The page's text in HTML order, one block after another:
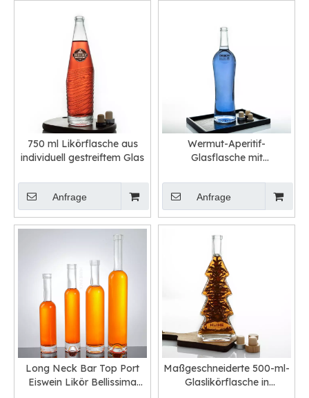
750 ml Likörflasche aus
individuell gestreiftem Glas
Anfrage
Wermut-Aperitif-
Glasflasche mit
Anfrage
Long Neck Bar Top Port
Eiswein Likör Bellissima
Maßgeschneiderte 500-ml-
Glaslikörflasche in